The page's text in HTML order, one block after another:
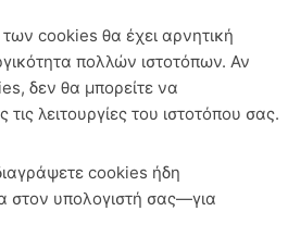
cookies θα έχει αρνητική
πολλών ιστοτόπων. Αν
δεν θα μπορείτε να
τις λειτουργίες του ιστοτόπου σας.
cookies ήδη
στον υπολογιστή σας—για